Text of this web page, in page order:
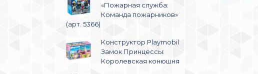
«Пожарная служба:
Команда пожарников»
(арт. 5366)
Конструктор Playmobil
Замок Принцессы:
Королевская конюшня